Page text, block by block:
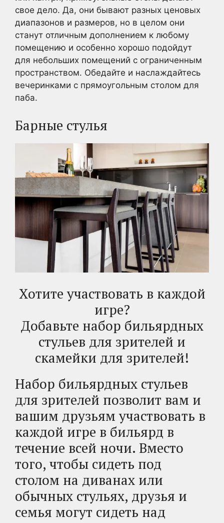
свое дело. Да, они бывают разных ценовых
диапазонов и размеров, но в целом они
станут отличным дополнением к любому
помещению и особенно хорошо подойдут
для небольших помещений с ограниченным
пространством. Обедайте и наслаждайтесь
вечеринками с прямоугольным столом для
паба.
Барные стулья
Хотите участвовать в каждой
игре?
Добавьте набор бильярдных
стульев для зрителей и
скамейки для зрителей!
Набор бильярдных стульев
для зрителей позволит вам и
вашим друзьям участвовать в
каждой игре в бильярд в
течение всей ночи. Вместо
того, чтобы сидеть под
столом на диванах или
обычных стульях, друзья и
семья могут сидеть над